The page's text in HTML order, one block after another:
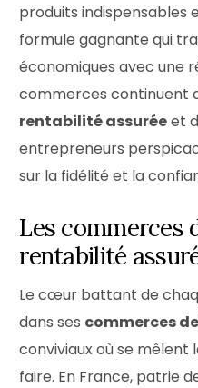
produits indispensables
formule gagnante qui
économiques avec une
commerces continuent
rentabilité assuréeet
entrepreneurs
sur la fidélité et la
Les commerces
rentabilité
Le cœur battant de
dans ses commerces
conviviaux où se mêlent
faire. En France, patrie